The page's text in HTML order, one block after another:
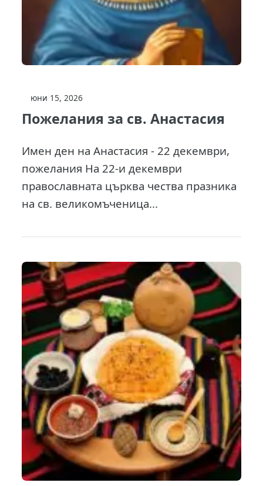
юни 15, 2026
Пожелания за св. Анастасия
Имен ден на Анастасия - 22 декември,
пожелания На 22-и декември
православната църква чества празника
на св. великомъченица...